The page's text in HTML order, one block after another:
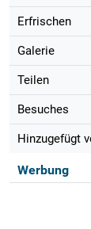
Erfrischen
Galerie
Teilen
Besuches
Hinzugefügt
Werbung